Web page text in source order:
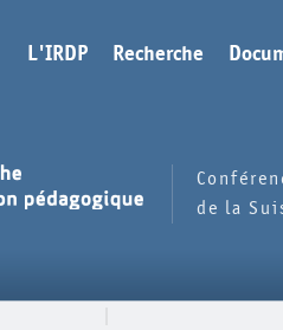
L'IRDP Recherche
de la